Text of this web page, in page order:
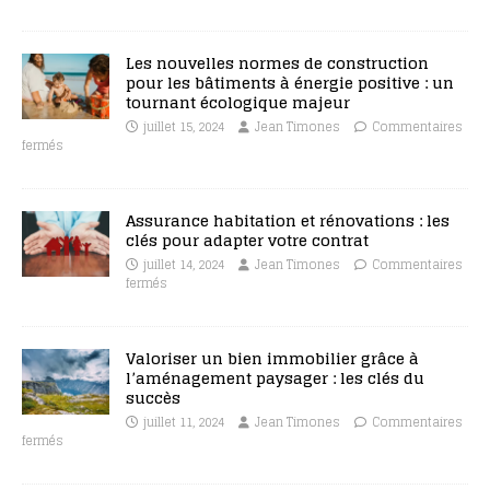
Les nouvelles normes de construction
pour les bâtiments à énergie positive : un
tournant écologique majeur
juillet 15, 2024 Jean Timones
Commentaires
fermés
Assurance habitation et rénovations : les
clés pour adapter votre contrat
juillet 14, 2024 Jean Timones
Commentaires
fermés
Valoriser un bien immobilier grâce à
l’aménagement paysager : les clés du
succès
juillet 11, 2024 Jean Timones
Commentaires
fermés